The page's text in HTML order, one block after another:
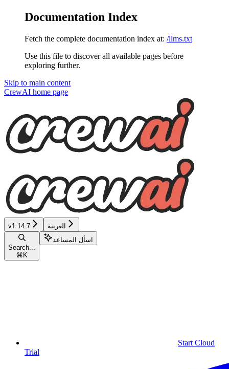
Documentation Index
Fetch the complete documentation index at: /llms.txt
Use this file to discover all available pages before
exploring further.
Skip to main content
CrewAI home page
v1.14.7 العربية
Search...
⌘ K
اسأل المساعد
Start Cloud
Trial